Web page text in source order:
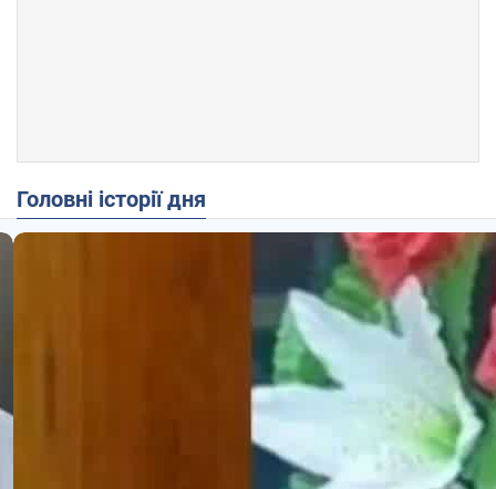
Головні історії дня